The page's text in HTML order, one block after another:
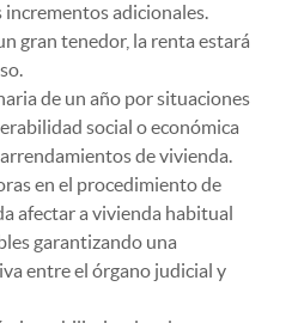
adicionales.
gran tenedor, la renta estará
de un año por situaciones
social o económica
de vivienda.
en el procedimiento de
afectar a vivienda habitual
garantizando una
entre el órgano judicial y